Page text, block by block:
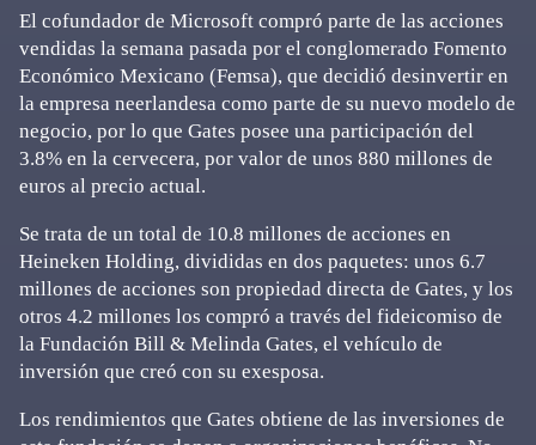
El cofundador de Microsoft compró parte de las acciones
vendidas la semana pasada por el conglomerado Fomento
Económico Mexicano (Femsa), que decidió desinvertir en
la empresa neerlandesa como parte de su nuevo modelo de
negocio, por lo que Gates posee una participación del
3.8% en la cervecera, por valor de unos 880 millones de
euros al precio actual.
Se trata de un total de 10.8 millones de acciones en
Heineken Holding, divididas en dos paquetes: unos 6.7
millones de acciones son propiedad directa de Gates, y los
otros 4.2 millones los compró a través del fideicomiso de
la Fundación Bill & Melinda Gates, el vehículo de
inversión que creó con su exesposa.
Los rendimientos que Gates obtiene de las inversiones de